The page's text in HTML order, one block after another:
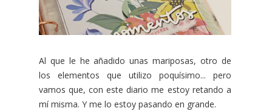
Al que le he añadido unas mariposas, otro de
los elementos que utilizo poquísimo... pero
vamos que, con este diario me estoy retando a
mí misma. Y me lo estoy pasando en grande.